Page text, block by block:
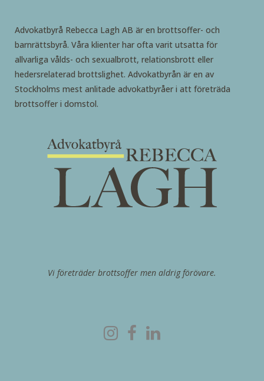
Advokatbyrå Rebecca Lagh AB är en brottsoffer- och
barnrättsbyrå. Våra klienter har ofta varit utsatta för
allvarliga vålds- och sexualbrott, relationsbrott eller
hedersrelaterad brottslighet. Advokatbyrån är en av
Stockholms mest anlitade advokatbyråer i att företräda
brottsoffer i domstol.
Vi företräder brottsoffer men aldrig förövare.